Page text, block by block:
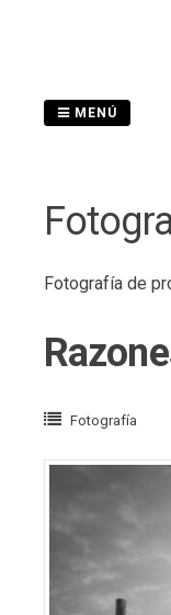
MENÚ
Fotografía de
Fotografía